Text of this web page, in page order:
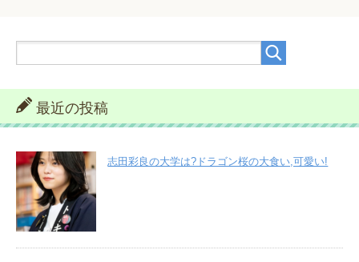
最近の投稿
志田彩良の大学は?ドラゴン桜の大食い,可愛い!